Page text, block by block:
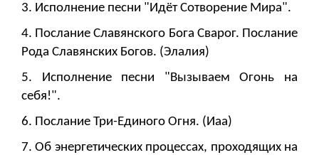
3. Исполнение песни "Идёт Сотворение Мира".
4. Послание Славянского Бога Сварог. Послание
Рода Славянских Богов. (Элалия)
5. Исполнение песни "Вызываем Огонь на
себя!".
6. Послание Три-Единого Огня. (Иаа)
7. Об энергетических процессах, проходящих на